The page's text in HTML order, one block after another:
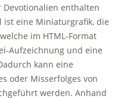
Devotionalien enthalten
ist eine Miniaturgrafik, die
im HTML-Format
Aufzeichnung und eine
kann eine
oder Misserfolges von
werden. Anhand